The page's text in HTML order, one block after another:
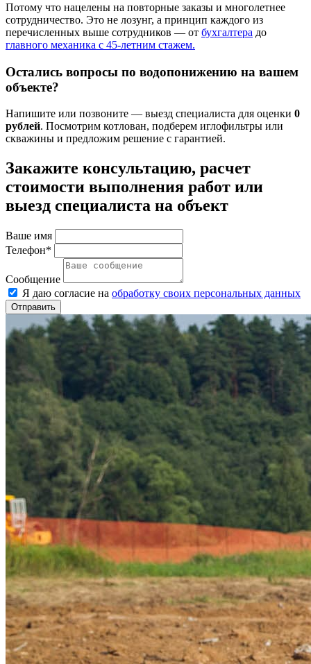
Потому что нацелены на повторные заказы и многолетнее
сотрудничество. Это не лозунг, а принцип каждого из
перечисленных выше сотрудников — от бухгалтера до
главного механика с 45-летним стажем.
Остались вопросы по водопонижению на вашем
объекте?
Напишите или позвоните — выезд специалиста для оценки 0
рублей. Посмотрим котлован, подберем иглофильтры или
скважины и предложим решение с гарантией.
Закажите консультацию, расчет
стоимости выполнения работ или
выезд специалиста на объект
Ваше имя
Телефон*
Сообщение
Я даю согласие на обработку своих персональных данных
Отправить